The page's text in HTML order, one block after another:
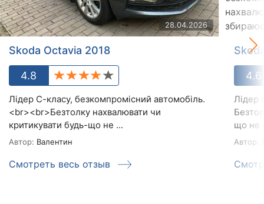
28.04.2026
Skoda Octavia 2018
4.8
Лідер С-класу, безкомпромісний автомобіль.
<br><br>Безтолку нахвалювати чи
критикувати будь-що не ...
Автор: Валентин
Смотреть весь отзыв
4.6
Лідер
що не
Автор: